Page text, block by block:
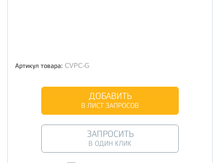
Артикул товара: CVPC-G
ДОБАВИТЬ
В ЛИСТ ЗАПРОСОВ
ЗАПРОСИТЬ
В ОДИН КЛИК